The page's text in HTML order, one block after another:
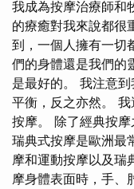
我成為按摩治療師和
的療癒對我來說都很
到，一個人擁有一切
們的身體還是我們的
是最好的。 我注意
平衡，反之亦然。
按摩。 除了經典按摩
瑞典式按摩是歐洲最
摩和運動按摩以及瑞
摩身體表面時，手、